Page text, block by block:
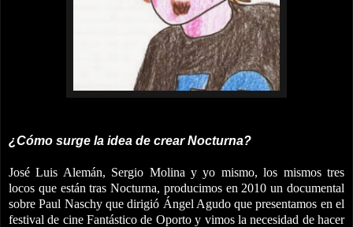
¿Cómo surge la idea de crear Nocturna?
José Luis Alemán, Sergio Molina y yo mismo, los mismos tres
locos que están tras Nocturna, producimos en 2010 un documental
sobre Paul Naschy que dirigió Ángel Agudo que presentamos en el
festival de cine Fantástico de Oporto y vimos la necesidad de hacer